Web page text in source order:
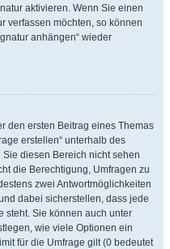
aktivieren. Wenn Sie einen
verfassen möchten, so können
anhängen“ wieder
den ersten Beitrag eines Themas
erstellen“ unterhalb des
diesen Bereich nicht sehen
die Berechtigung, Umfragen zu
zwei Antwortmöglichkeiten
dabei sicherstellen, dass jede
steht. Sie können auch unter
wie viele Optionen ein
für die Umfrage gilt (0 bedeutet